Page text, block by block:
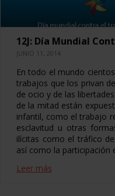
12J: Día Mundial
JUNIO 11, 2014
En todo el mundo
trabajos que los privan
de ocio y de las
de la mitad están
infantil, como el trabajo
esclavitud u otras
ilícitas como el tráfico
así como la participación
Leer más